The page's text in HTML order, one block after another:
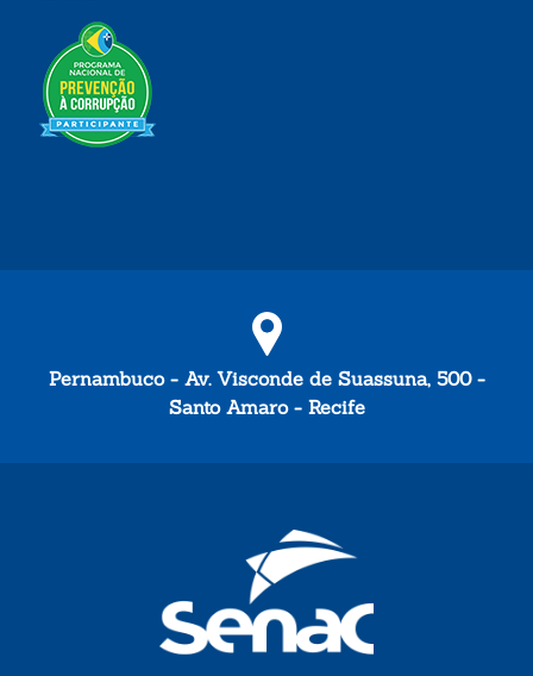
Pernambuco - Av. Visconde de Suassuna, 500 -
Santo Amaro - Recife